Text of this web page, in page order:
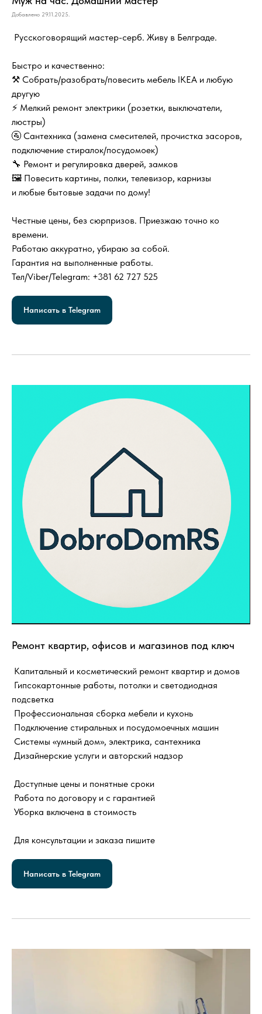
Добавлено 29.11.2025.
Русскоговорящий мастер-серб. Живу в Белграде.
Быстро и качественно:
⚒️ Собрать/разобрать/повесить мебель IKEA и любую
другую
⚡️ Мелкий ремонт электрики (розетки, выключатели,
люстры)
🚰 Сантехника (замена смесителей, прочистка засоров,
подключение стиралок/посудомоек)
🔧 Ремонт и регулировка дверей, замков
🖼 Повесить картины, полки, телевизор, карнизы
и любые бытовые задачи по дому!
Честные цены, без сюрпризов. Приезжаю точно ко
времени.
Работаю аккуратно, убираю за собой.
Гарантия на выполненные работы.
Тел/Viber/Telegram: +381 62 727 525
Написать в Telegram
Ремонт квартир, офисов и магазинов под ключ
Капитальный и косметический ремонт квартир и домов
Гипсокартонные работы, потолки и светодиодная
подсветка
Профессиональная сборка мебели и кухонь
Подключение стиральных и посудомоечных машин
Системы «умный дом», электрика, сантехника
Дизайнерские услуги и авторский надзор
Доступные цены и понятные сроки
Работа по договору и с гарантией
Уборка включена в стоимость
Для консультации и заказа пишите
Написать в Telegram